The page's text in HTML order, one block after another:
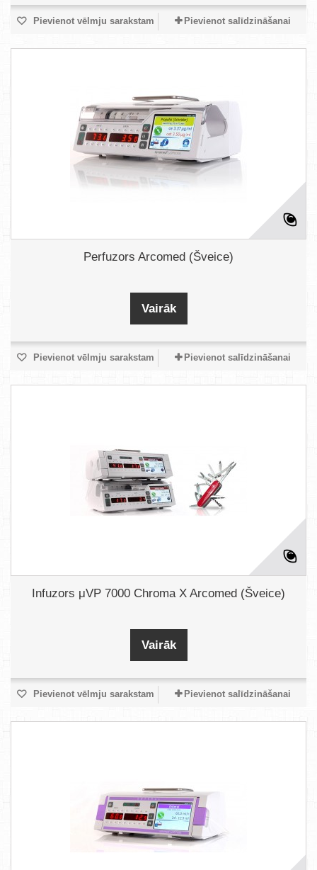
Pievienot vēlmju sarakstam Pievienot salīdzināšanai
Perfuzors Arcomed (Šveice)
Vairāk
Pievienot vēlmju sarakstam Pievienot salīdzināšanai
Infuzors μVP 7000 Chroma X Arcomed (Šveice)
Vairāk
Pievienot vēlmju sarakstam Pievienot salīdzināšanai